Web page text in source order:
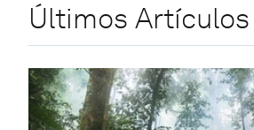
Últimos Artículos